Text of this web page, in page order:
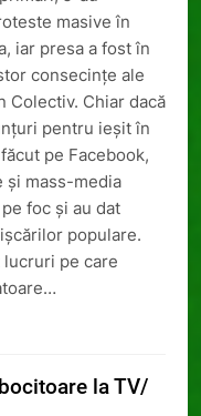
masive în
iar presa a fost în
consecinţe ale
Colectiv. Chiar dacă
pentru ieşit în
pe Facebook,
şi mass-media
foc şi au dat
populare.
pe care
la TV/